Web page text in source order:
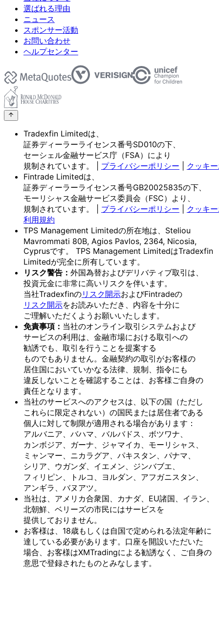
選ばれる理由
ニュース
スポンサー活動
お問い合わせ
ヘルプセンター
Tradexfin Limitedは、
証券ディーラーライセンス番号SD010の下、
セーシェル金融サービス庁 （FSA）により
規制されています。
プライバシーポリシー
クッキ
Fintrade Limitedは、
証券ディーラーライセンス番号GB20025835の下、
モーリシャス金融サービス委員会 （FSC）より、
規制されています。
プライバシーポリシー
クッキ
利用規約
TPS Management Limitedの所在地は、 Steliou
Mavrommati 80B, Agios Pavlos, 2364, Nicosia,
Cyprusです。
TPS Management LimitedはTradexfin
Limitedが完全に所有しています。
リスク警告： 外国為替およびデリバティブ取引は、
投資元金に非常に高いリスクを伴います。
当社Tradexfinのリスク開示およびFintradeの
リスク開示をお読みいただき、 内容を十分に
ご理解いただく よう お願いいたします。
免責事項： 当社のオンライン取引システムおよび
サービスの利用は、 金融市場における取引への
勧誘でも、 取引を行う ことを提案する
ものでもありません。 金融契約の取引がお客様の
居住国においていかなる法律、 規制、 指令にも
違反しないことを確認する ことは、 お客様ご自身の
責任と なります。
当社のサービスへのアクセスは、 以下の国 （ただし
これらに限定されない）の国民または居住者である
個人に対して制限が適用される場合があります：
アルバニア、 バハマ、 バルバドス、 ボツワナ、
カンボジア、 ガーナ、 ジャマイカ、 モーリシャス、
ミャンマー、 ニカラグア、 パキスタン、 パナマ、
シリア、 ウガンダ、 イエメン、 ジンバブエ、
フィリピン、
トルコ、 ヨルダン、 アフガニスタン、
アンギラ、 バヌアツ。
当社は、 アメリカ合衆国、 カナダ、 EU諸国、 イラン、
北朝鮮、 ベリーズの市民にはサービスを
提供しておりません。
お客様は、 18歳も しくは自国で定められる法定年齢に
達している必要があります。 口座を開設いただいた
場合、 お客様はXMTradingによる勧誘なく、 ご自身の
意思で登録された ものとみなします。